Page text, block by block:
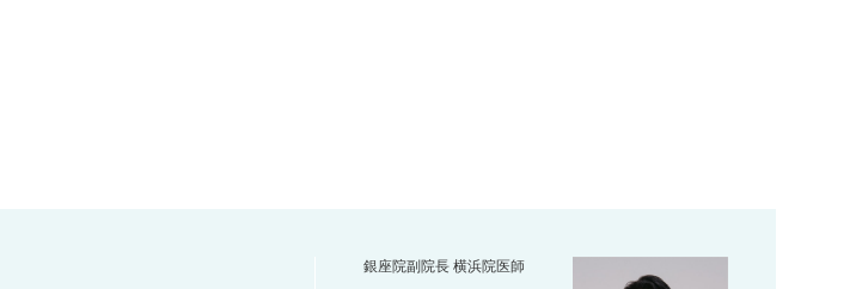
銀座院副院長 横浜院医師